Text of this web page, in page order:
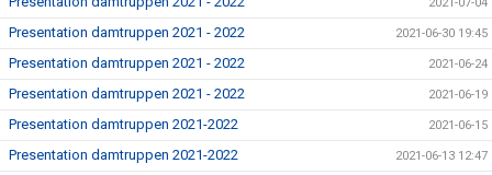
Presentation damtruppen 2021 - 2022 2021-06-30 19:45
Presentation damtruppen 2021 - 2022 2021-06-24
Presentation damtruppen 2021 - 2022 2021-06-19
Presentation damtruppen 2021-2022 2021-06-15
Presentation damtruppen 2021-2022 2021-06-13 12:47